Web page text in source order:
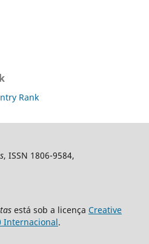
, ISSN 1806-9584,
está sob a licença Creative
Internacional.